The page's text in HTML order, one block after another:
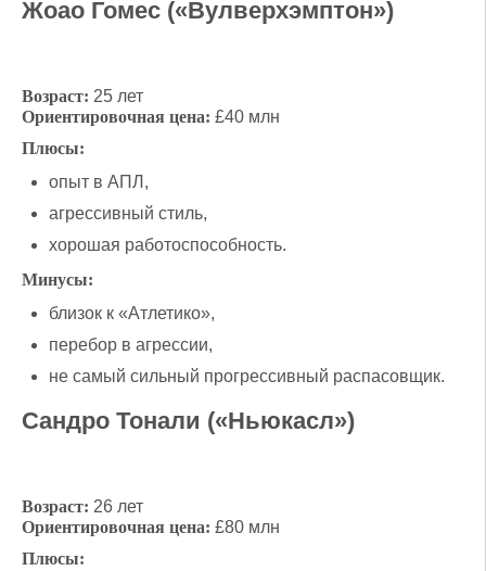
Жоао Гомес («Вулверхэмптон»)
Возраст: 25 лет
Ориентировочная цена: £40 млн
Плюсы:
опыт в АПЛ,
агрессивный стиль,
хорошая работоспособность.
Минусы:
близок к «Атлетико»,
перебор в агрессии,
не самый сильный прогрессивный распасовщик.
Сандро Тонали («Ньюкасл»)
Возраст: 26 лет
Ориентировочная цена: £80 млн
Плюсы: